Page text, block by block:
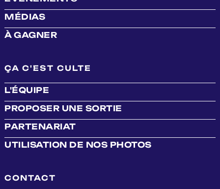
MÉDIAS
À GAGNER
ÇA C'EST CULTE
L'ÉQUIPE
PROPOSER UNE SORTIE
PARTENARIAT
UTILISATION DE NOS PHOTOS
CONTACT